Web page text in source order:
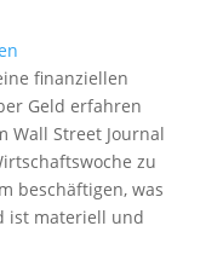
finanziellen
Geld erfahren
Wall Street Journal
zu
beschäftigen, was
ist materiell und